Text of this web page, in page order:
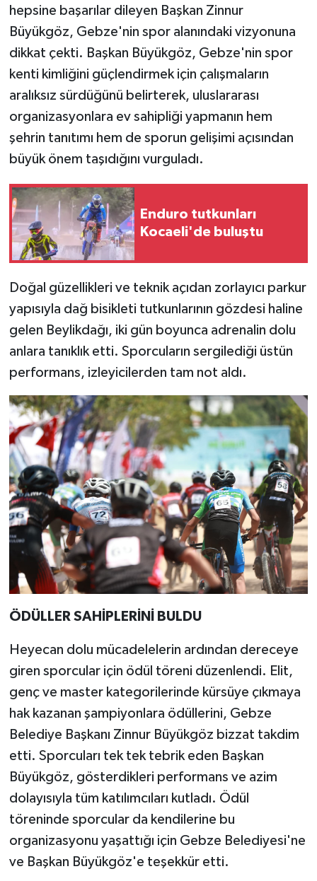
hepsine başarılar dileyen Başkan Zinnur
Büyükgöz, Gebze'nin spor alanındaki vizyonuna
dikkat çekti. Başkan Büyükgöz, Gebze'nin spor
kenti kimliğini güçlendirmek için çalışmaların
aralıksız sürdüğünü belirterek, uluslararası
organizasyonlara ev sahipliği yapmanın hem
şehrin tanıtımı hem de sporun gelişimi açısından
büyük önem taşıdığını vurguladı.
Enduro tutkunları
Kocaeli'de buluştu
Doğal güzellikleri ve teknik açıdan zorlayıcı parkur
yapısıyla dağ bisikleti tutkunlarının gözdesi haline
gelen Beylikdağı, iki gün boyunca adrenalin dolu
anlara tanıklık etti. Sporcuların sergilediği üstün
performans, izleyicilerden tam not aldı.
ÖDÜLLER SAHİPLERİNİ BULDU
Heyecan dolu mücadelelerin ardından dereceye
giren sporcular için ödül töreni düzenlendi. Elit,
genç ve master kategorilerinde kürsüye çıkmaya
hak kazanan şampiyonlara ödüllerini, Gebze
Belediye Başkanı Zinnur Büyükgöz bizzat takdim
etti. Sporcuları tek tek tebrik eden Başkan
Büyükgöz, gösterdikleri performans ve azim
dolayısıyla tüm katılımcıları kutladı. Ödül
töreninde sporcular da kendilerine bu
organizasyonu yaşattığı için Gebze Belediyesi'ne
ve Başkan Büyükgöz'e teşekkür etti.